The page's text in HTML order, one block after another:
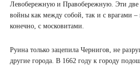
Левобережную и Правобережную. Эти две
войны как между собой, так и с врагами –
конечно, с московитами.
Руина только зацепила Чернигов, не
другие города. В 1662 году к городу